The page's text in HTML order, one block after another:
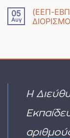
μέτρων
σε
όπως
πυρκαγιές
υπάρχουν
σχόλια
στο
05
Αυγ
(ΕΕΠ-
στο
ΥΑ
ΓΙΑ
ΑΙΤΗΣΗ
ΔΙΟΡΙΣΜΟΥ
Η